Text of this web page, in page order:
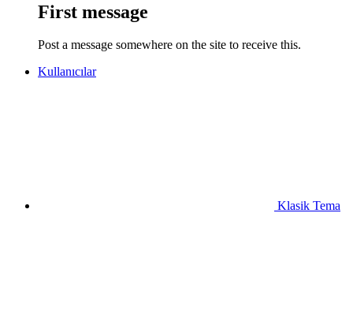
First message
Post a message somewhere on the site to receive this.
Kullanıcılar
Klasik Tema